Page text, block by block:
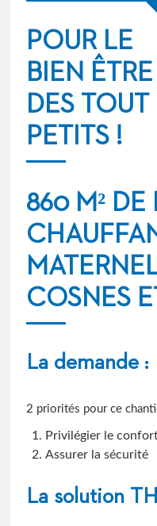
POUR LE
BIEN ÊTRE
DES TOUT
PETITS !
860 M²
COSNES
La demande :
2 priorités pour ce
Privilégier le
Assurer la sécurité
La solution